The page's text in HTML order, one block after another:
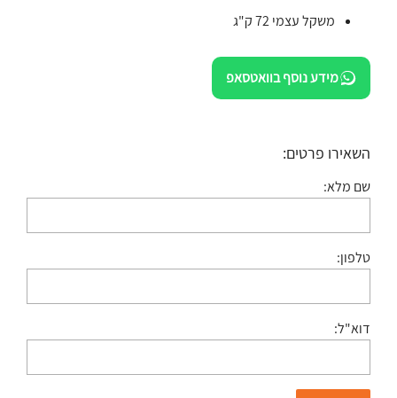
משקל עצמי 72 ק"ג
מידע נוסף בוואטסאפ
השאירו פרטים:
שם מלא:
טלפון:
דוא"ל: